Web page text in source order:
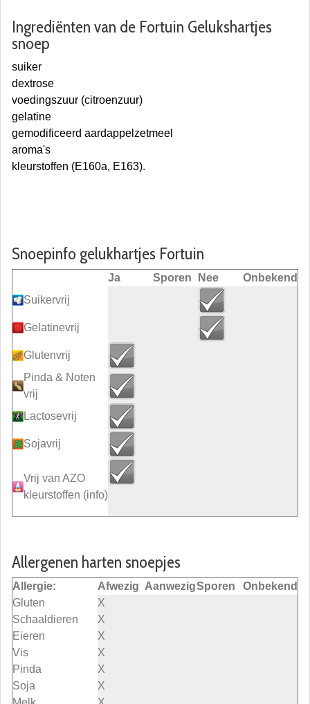
Ingrediënten van de Fortuin Gelukshartjes
snoep
suiker
dextrose
voedingszuur (citroenzuur)
gelatine
gemodificeerd aardappelzetmeel
aroma's
kleurstoffen (E160a, E163).
Snoepinfo gelukhartjes Fortuin
Ja Sporen Nee
Onbekend
Suikervrij
Gelatinevrij
Glutenvrij
Pinda & Noten
vrij
Lactosevrij
Sojavrij
Vrij van AZO
kleurstoffen (info)
Allergenen harten snoepjes
Allergie: Afwezig AanwezigSporen
Onbekend
Gluten
X
Schaaldieren
X
Eieren
X
Vis
X
Pinda
X
Soja
X